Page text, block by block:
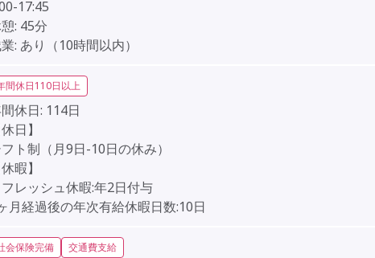
17:45
: 45分
: あり（10時間以内）
間休日110日以上
休日: 114日
休日】
ト制（月9日-10日の休み）
休暇】
フレッシュ休暇:年2日付与
月経過後の年次有給休暇日数:10日
会保険完備 交通費支給